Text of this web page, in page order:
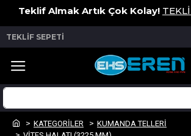
Teklif Almak Artık Çok Kolay!
TEKLİF SEPETİ
KATEGORİLER
KUMANDA TELLERİ